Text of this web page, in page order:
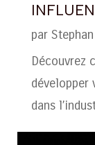
par
Découvrez
développer
dans